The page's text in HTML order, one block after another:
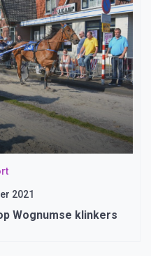
2021
Wognumse klinkers